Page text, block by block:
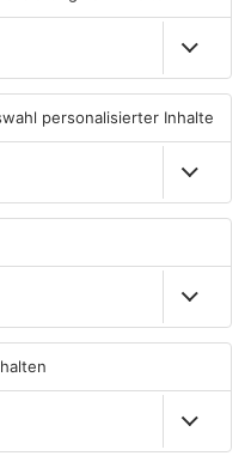
Wohnhausbrand in Maintal:
Zwei Menschen verletzt
06.08.2026, 15:42 UHR IN MAIN-